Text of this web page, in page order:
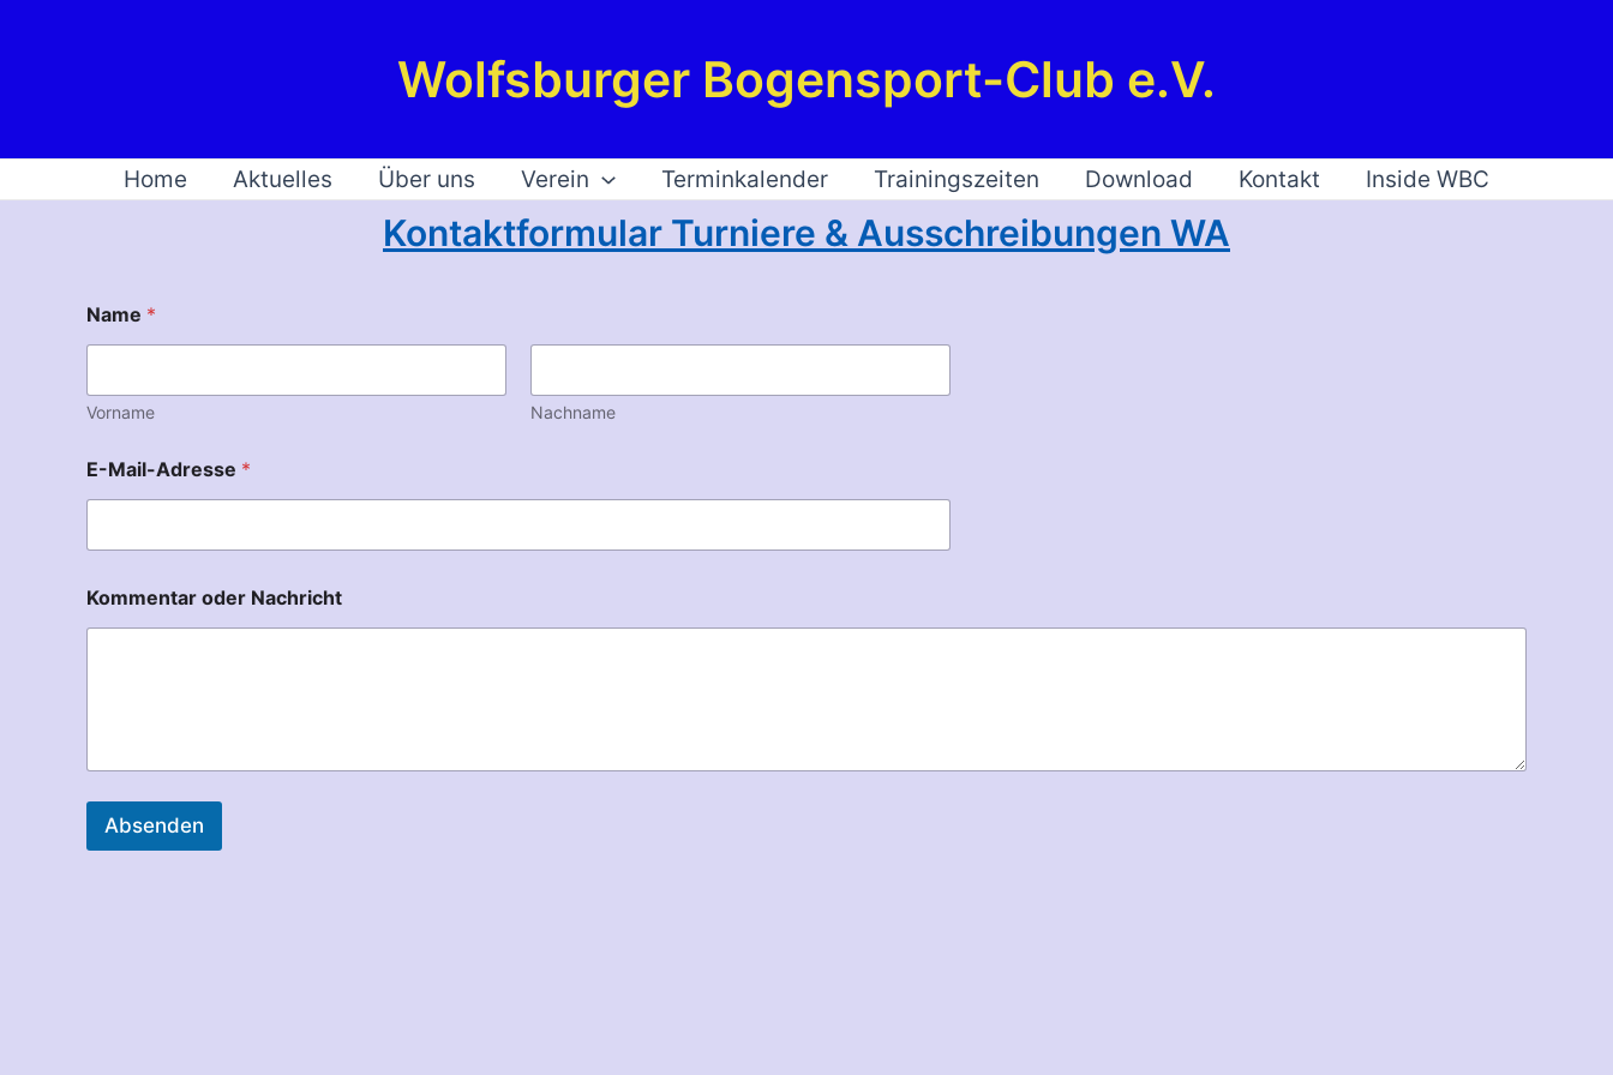
Wolfsburger Bogensport-Club e.V.
Home Aktuelles Über uns Verein Terminkalender Trainingszeiten Download Kontakt Inside WBC
Kontaktformular Turniere & Ausschreibungen WA
Name *
Vorname Nachname
E-Mail-Adresse *
Kommentar oder Nachricht
Absenden